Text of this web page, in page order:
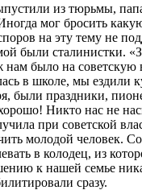
из тюрьмы,
мог бросить
на эту тему не
были сталинистки.
было на советскую
в школе, мы ездили
были праздники,
Никто нас не
при советской
молодой человек.
в колодец, из
к нашей семье
сразу.